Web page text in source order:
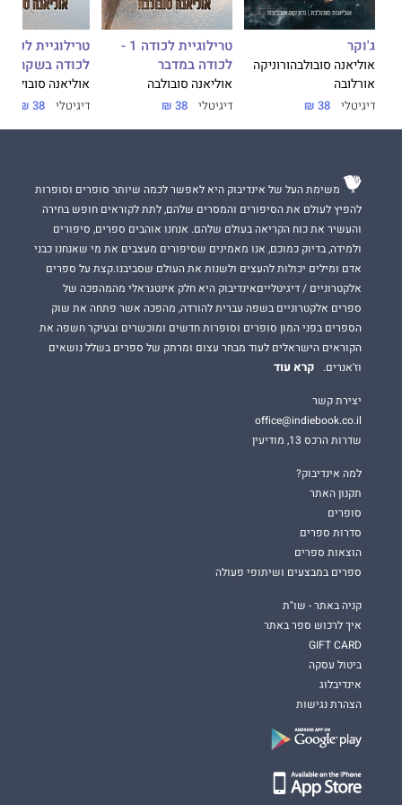
ג'וקר
אוליאנה סובולבהורוניקה
אורלובה
דיגיטלי 38 ₪
טרילוגיית לכודה 1 -
לכודה במדבר
אוליאנה סובולבה
דיגיטלי 38 ₪
לכודה בשקר
אוליאנה סובולבה
דיגיטלי 38 ₪
משימת העל של אינדיבוק היא לאפשר לכמה שיותר סופרים וסופרות
להפיץ לעולם את הסיפורים והמסרים שלהם, לתת לקוראים חופש בחירה
והעשיר את כוח הקריאה בעולם שלהם. אנחנו אוהבים ספרים, סיפורים
ולמידה, בדיוק כמוכם, אנו מאמינים שסיפורים מעצבים את מי שאנחנו כבני
אדם ומילים יכולות להעצים ולשנות את העולם שסביבנו.קצת על ספרים
אלקטרוניים / דיגיטלייםאינדיבוק היא חלק אינטגראלי מהמהפכה של
ספרים אלקטרוניים בשפה עברית להורדה, מהפכה אשר פתחה את שוק
הספרים בפני המון סופרים וסופרות חדשים ומוכשרים ובעיקר חשפה את
הקוראים הישראלים לעוד מבחר עצום ומרתק של ספרים בשלל נושאים
וז'אנרים.
קרא עוד
יצירת קשר
office@indiebook.co.il
שדרות הרכס 13, מודיעין
למה אינדיבוק?
תקנון האתר
סופרים
סדרות ספרים
הוצאות ספרים
ספרים במבצעים ושיתופי פעולה
קניה באתר - שו"ת
איך לרכוש ספר באתר
GIFT CARD
ביטול עסקה
אינדיבלוג
הצהרת נגישות